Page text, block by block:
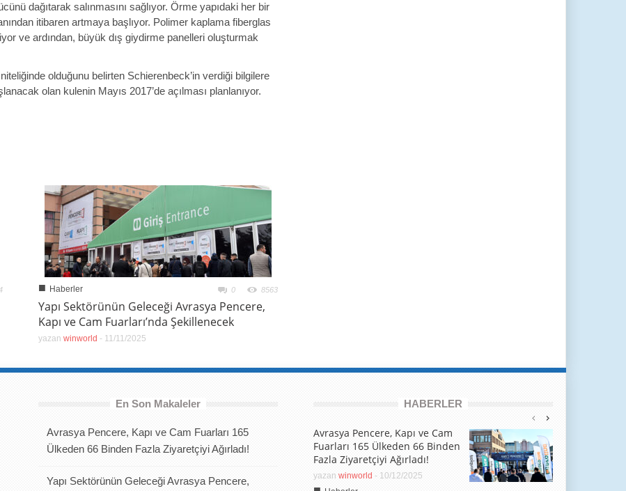
dağıtarak salınmasını sağlıyor. Örme yapıdaki her bir
itibaren artmaya başlıyor. Polimer kaplama fiberglas
ve ardından, büyük dış giydirme panelleri oluşturmak
olduğunu belirten Schierenbeck’in verdiği bilgilere
olan kulenin Mayıs 2017’de açılması planlanıyor.
■ Haberler 0 8563
Yapı Sektörünün Geleceği Avrasya Pencere,
Kapı ve Cam Fuarları’nda Şekillenecek
yazan winworld - 11/11/2025
En Son Makaleler
Avrasya Pencere, Kapı ve Cam Fuarları 165
Ülkeden 66 Binden Fazla Ziyaretçiyi Ağırladı!
Yapı Sektörünün Geleceği Avrasya Pencere,
HABERLER
Avrasya Pencere, Kapı ve Cam
Fuarları 165 Ülkeden 66 Binden
Fazla Ziyaretçiyi Ağırladı!
yazan winworld - 10/12/2025